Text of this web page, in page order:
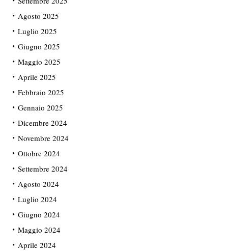
Agosto 2025
Luglio 2025
Giugno 2025
Maggio 2025
Aprile 2025
Febbraio 2025
Gennaio 2025
Dicembre 2024
Novembre 2024
Ottobre 2024
Settembre 2024
Agosto 2024
Luglio 2024
Giugno 2024
Maggio 2024
Aprile 2024